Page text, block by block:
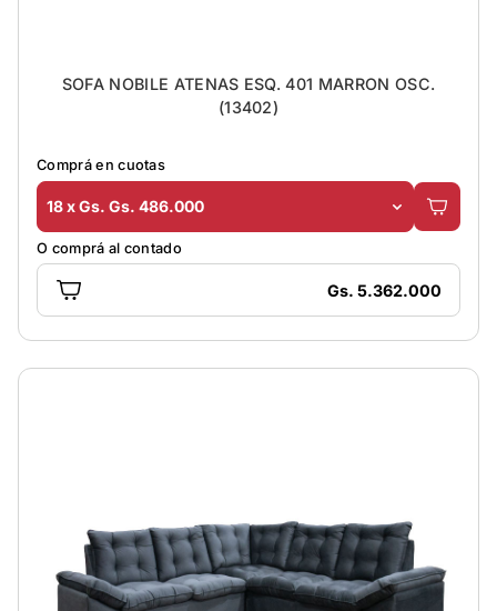
SOFA NOBILE ATENAS ESQ. 401 MARRON OSC.
(13402)
Comprá en cuotas
18 x Gs. Gs. 486.000
O comprá al contado
Gs. 5.362.000